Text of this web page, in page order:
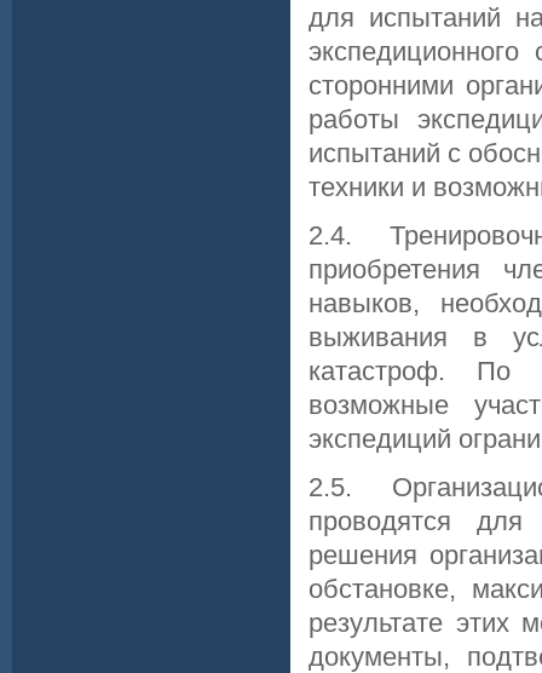
для испытаний
сторонними
работы
испытаний с
техники и
2.4.
приобретения
навыков,
выживания в
катастроф. По
возможные
экспедиций
2.5.
проводятся
решения
обстановке,
результате этих
документы,